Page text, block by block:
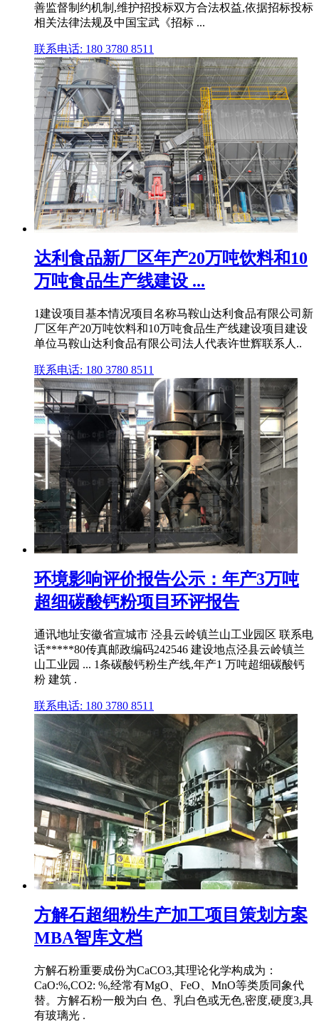
善监督制约机制,维护招投标双方合法权益,依据招标投标
相关法律法规及中国宝武《招标 ...
联系电话: 180 3780 8511
达利食品新厂区年产20万吨饮料和10
万吨食品生产线建设 ...
1建设项目基本情况项目名称马鞍山达利食品有限公司新
厂区年产20万吨饮料和10万吨食品生产线建设项目建设
单位马鞍山达利食品有限公司法人代表许世辉联系人..
联系电话: 180 3780 8511
环境影响评价报告公示：年产3万吨
超细碳酸钙粉项目环评报告
通讯地址安徽省宣城市 泾县云岭镇兰山工业园区 联系电
话*****80传真邮政编码242546 建设地点泾县云岭镇兰
山工业园 ... 1条碳酸钙粉生产线,年产1 万吨超细碳酸钙
粉 建筑 .
联系电话: 180 3780 8511
方解石超细粉生产加工项目策划方案
MBA智库文档
方解石粉重要成份为CaCO3,其理论化学构成为：
CaO:%,CO2: %,经常有MgO、FeO、MnO等类质同象代
替。方解石粉一般为白 色、乳白色或无色,密度,硬度3,具
有玻璃光 .